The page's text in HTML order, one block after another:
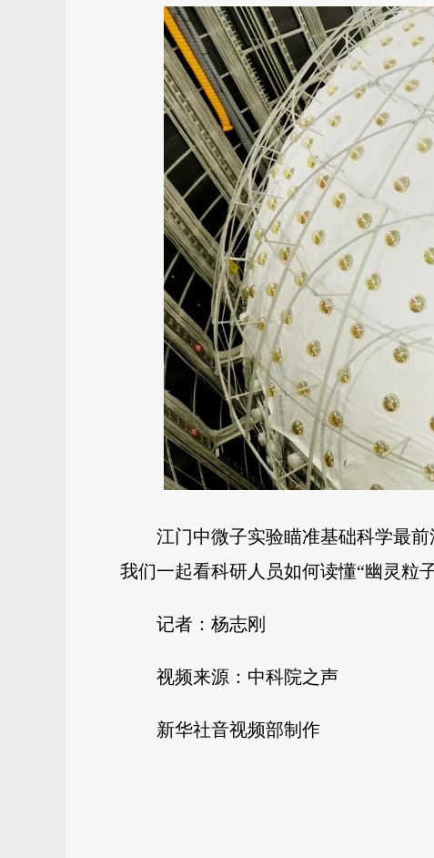
江门中微子实验瞄准基础科学最
我们一起看科研人员如何读懂“幽灵粒子
记者：杨志刚
视频来源：中科院之声
新华社音视频部制作